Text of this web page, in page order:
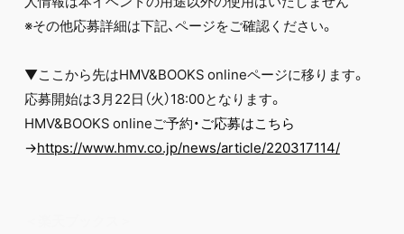
※その他応募詳細は下記、ページをご確認ください。
▼ここから先はHMV&BOOKS onlineページに移ります。
応募開始は3月22日（火）18:00となります。
HMV&BOOKS onlineご予約・ご応募はこちら
→https://www.hmv.co.jp/news/article/220317114/